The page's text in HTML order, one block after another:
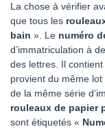
La chose à vérifier
que tous les
bain ». Le numéro
d’immatriculation à
des lettres. Il
provient du même lot
de la même série
rouleaux de papier
sont étiquetés «